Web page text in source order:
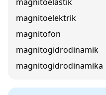
magnitoelektrik
magnitofon
magnitogidrodinamik
magnitogidrodinamika